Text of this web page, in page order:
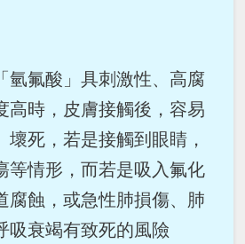
氫氟酸」具刺激性、高腐
高時，皮膚接觸後，容易
壞死，若是接觸到眼睛，
等情形，而若是吸入氟化
腐蝕，或急性肺損傷、肺
吸衰竭有致死的風險